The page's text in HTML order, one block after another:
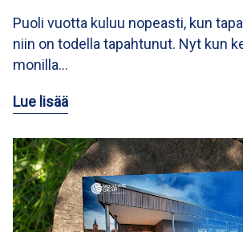
Puoli vuotta kuluu nopeasti, kun
niin on todella tapahtunut. Nyt kun
monilla…
Lue lisää